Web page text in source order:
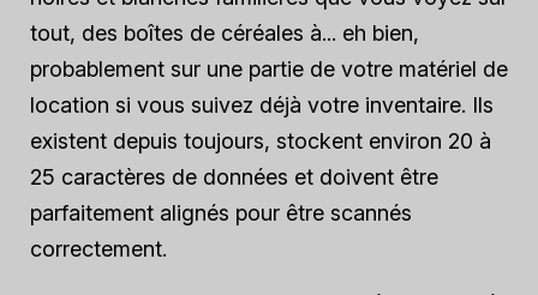
tout, des boîtes de céréales à... eh bien,
probablement sur une partie de votre matériel de
location si vous suivez déjà votre inventaire. Ils
existent depuis toujours, stockent environ 20 à
25 caractères de données et doivent être
parfaitement alignés pour être scannés
correctement.